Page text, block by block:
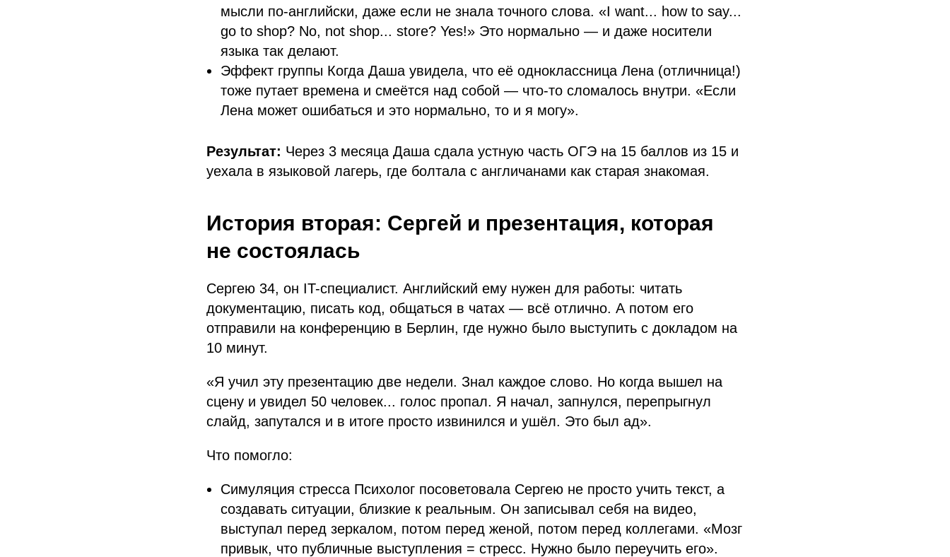
мысли по-английски, даже если не знала точного слова. «I want... how to say...
go to shop? No, not shop... store? Yes!» Это нормально — и даже носители
языка так делают.
Эффект группы Когда Даша увидела, что её одноклассница Лена (отличница!)
тоже путает времена и смеётся над собой — что-то сломалось внутри. «Если
Лена может ошибаться и это нормально, то и я могу».
Результат: Через 3 месяца Даша сдала устную часть ОГЭ на 15 баллов из 15 и
уехала в языковой лагерь, где болтала с англичанами как старая знакомая.
История вторая: Сергей и презентация, которая
не состоялась
Сергею 34, он IT-специалист. Английский ему нужен для работы: читать
документацию, писать код, общаться в чатах — всё отлично. А потом его
отправили на конференцию в Берлин, где нужно было выступить с докладом на
10 минут.
«Я учил эту презентацию две недели. Знал каждое слово. Но когда вышел на
сцену и увидел 50 человек... голос пропал. Я начал, запнулся, перепрыгнул
слайд, запутался и в итоге просто извинился и ушёл. Это был ад».
Что помогло:
Симуляция стресса Психолог посоветовала Сергею не просто учить текст, а
создавать ситуации, близкие к реальным. Он записывал себя на видео,
выступал перед зеркалом, потом перед женой, потом перед коллегами. «Мозг
привык, что публичные выступления = стресс. Нужно было переучить его».